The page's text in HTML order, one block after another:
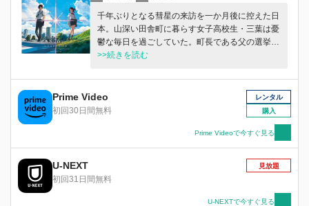
千年ぶりとなる彗星の来訪を一か月後に控えた日
本。山深い田舎町に暮らす女子高校生・三葉は憂
鬱な毎日を過ごしていた。町長である父の選挙運
動に、家系の神社の古き風習。小さく狭い町で、
憧れを強くするばかり。「来世は東京のイケメン
男子にしてくださーーーい！！！」そんなある
日、自分が男の子になる夢を見る。見慣れない部
屋、見知らぬ友人、戸惑いながらも、念願だった
都会での生活を思いっきり満喫する三葉。「不思
議な夢……。」一方、東京で暮らす男子高校生、
瀧も、奇妙な夢を見た。行ったこともない山奥の
町で、自分が女子高校生になっているのだー。彼
らが体験した夢の秘密とは？
>>続きを読む
Prime Video
初回30日間無料
レンタル
購入
Prime Videoで今すぐ見る
U-NEXT
初回31日間無料
見放題
U-NEXTで今すぐ見る